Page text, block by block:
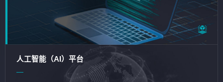
人工智能（AI）平台